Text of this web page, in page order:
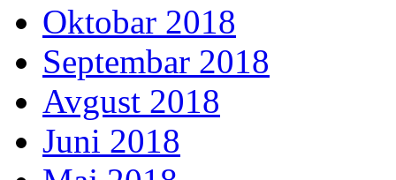
Oktobar 2018
Septembar 2018
Avgust 2018
Juni 2018